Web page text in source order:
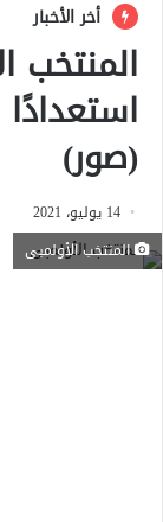
أخر الأخبار
المنتخب
(صور)
14 يوليو، 2021
المنتخب الأولمبى